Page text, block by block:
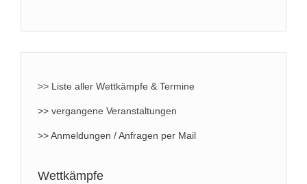
>> Liste aller Wettkämpfe & Termine
>> vergangene Veranstaltungen
>> Anmeldungen / Anfragen per Mail
Wettkämpfe